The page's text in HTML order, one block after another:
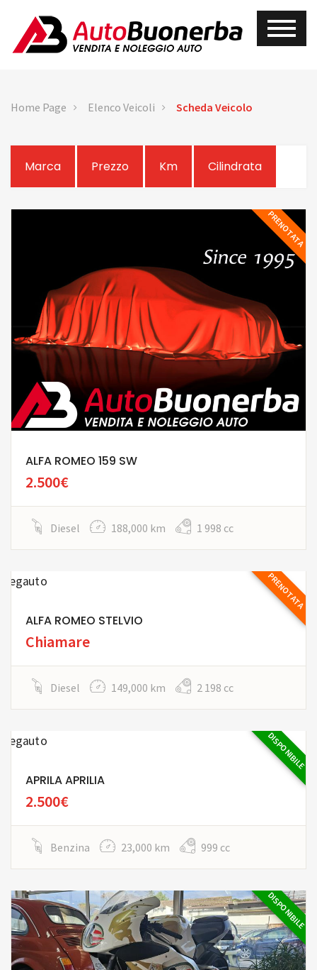
Home Page Elenco Veicoli Scheda Veicolo
Marca Prezzo Km Cilindrata
PRENOTATA
ALFA ROMEO 159 SW
2.500€
Diesel 188,000 km 1 998 cc
PRENOTATA
ALFA ROMEO STELVIO
Chiamare
Diesel 149,000 km 2 198 cc
DISPONIBILE
APRILA APRILIA
2.500€
Benzina 23,000 km 999 cc
DISPONIBILE